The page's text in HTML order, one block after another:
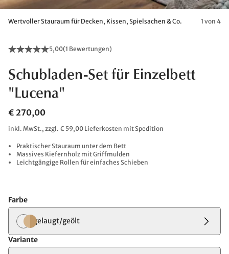
Wertvoller Stauraum für Decken, Kissen, Spielsachen & Co. 1 von 4
5,00(1 Bewertungen)
Schubladen-Set für Einzelbett
"Lucena"
€ 270,00
inkl. MwSt., zzgl. € 59,00 Lieferkosten mit Spedition
Praktischer Stauraum unter dem Bett
Massives Kiefernholz mit Griffmulden
Leichtgängige Rollen für einfaches Schieben
Farbe
gelaugt/geölt
Variante